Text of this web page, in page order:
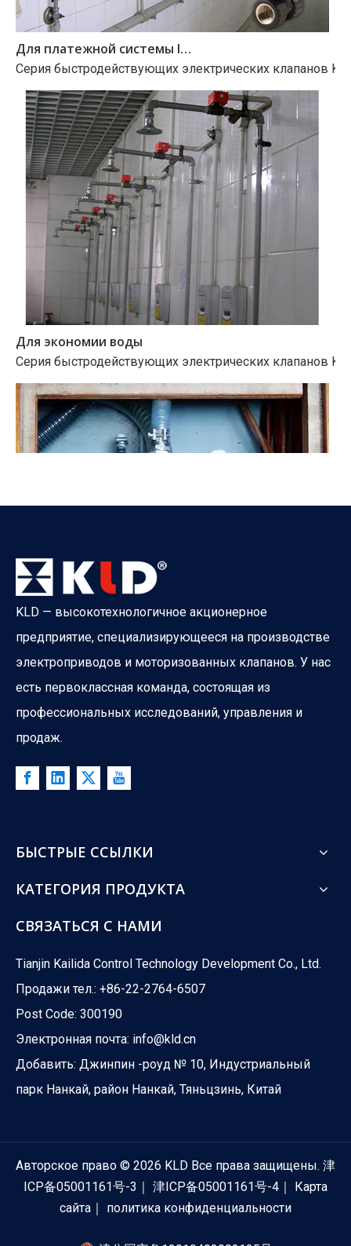
Для платежной системы IC-карты
Серия быстродействующих электрических клапанов
Для экономии воды
Серия быстродействующих электрических клапанов
Двухходовой трехкомпонентный моторизованный
Для системы отопления
KLD — высокотехнологичное акционерное
предприятие, специализирующееся на производстве
электроприводов и моторизованных клапанов. У нас
есть первоклассная команда, состоящая из
профессиональных исследований, управления и
продаж.
БЫСТРЫЕ ССЫЛКИ
КАТЕГОРИЯ ПРОДУКТА
СВЯЗАТЬСЯ С НАМИ
Tianjin Kailida Control Technology Development Co., Ltd.
Продажи тел.: +86-22-2764-6507
Post Code: 300190
Электронная почта: info@kld.cn
Добавить: Джинпин -роуд № 10, Индустриальный
парк Нанкай, район Нанкай, Тяньцзинь, Китай
Авторское право © 2026 KLD Все права защищены. 津
ICP备05001161号-3
津ICP备05001161号-4
Карта
сайта
политика конфиденциальности